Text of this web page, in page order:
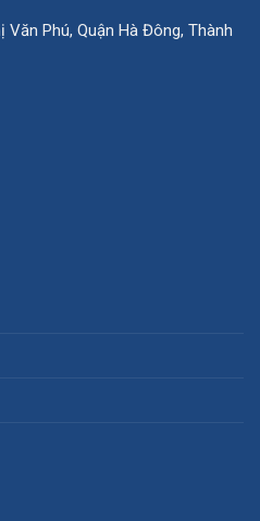
Văn Phú, Quận Hà Đông, Thành